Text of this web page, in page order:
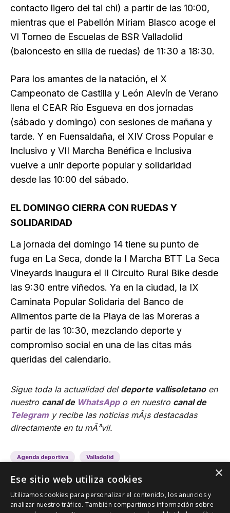
contacto ligero del tai chi) a partir de las 10:00,
mientras que el Pabellón Miriam Blasco acoge el
VI Torneo de Escuelas de BSR Valladolid
(baloncesto en silla de ruedas) de 11:30 a 18:30.
Para los amantes de la natación, el X
Campeonato de Castilla y León Alevín de Verano
llena el CEAR Río Esgueva en dos jornadas
(sábado y domingo) con sesiones de mañana y
tarde. Y en Fuensaldaña, el XIV Cross Popular e
Inclusivo y VII Marcha Benéfica e Inclusiva
vuelve a unir deporte popular y solidaridad
desde las 10:00 del sábado.
EL DOMINGO CIERRA CON RUEDAS Y
SOLIDARIDAD
La jornada del domingo 14 tiene su punto de
fuga en La Seca, donde la I Marcha BTT La Seca
Vineyards inaugura el II Circuito Rural Bike desde
las 9:30 entre viñedos. Ya en la ciudad, la IX
Caminata Popular Solidaria del Banco de
Alimentos parte de la Playa de las Moreras a
partir de las 10:30, mezclando deporte y
compromiso social en una de las citas más
queridas del calendario.
Sigue toda la actualidad del deporte vallisoletanoen
nuestro canal de WhatsAppo en nuestro canal de
Telegramy recibe las noticias mÃ¡s destacadas
directamente en tu mÃ³vil.
Agenda deportiva Valladolid
×
Ese sitio web utiliza cookies
Utilizamos cookies para personalizar el contenido, los anuncios y
analizar nuestro tráfico. También compartimos información sobre